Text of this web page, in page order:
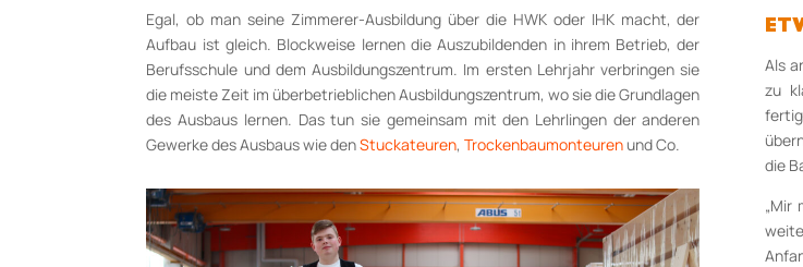
Egal, ob man seine Zimmerer-Ausbildung über die HWK oder IHK macht, der
Aufbau ist gleich. Blockweise lernen die Auszubildenden in ihrem Betrieb, der
Berufsschule und dem Ausbildungszentrum. Im ersten Lehrjahr verbringen sie
die meiste Zeit im überbetrieblichen Ausbildungszentrum, wo sie die Grundlagen
des Ausbaus lernen. Das tun sie gemeinsam mit den Lehrlingen der anderen
Gewerke des Ausbaus wie denStuckateuren,Trockenbaumonteurenund Co.
Als
zu
die
„Mir